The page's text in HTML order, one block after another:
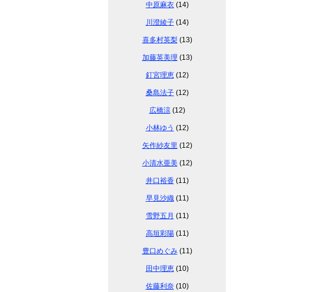
中原麻衣(14)
川澄綾子(14)
喜多村英梨(13)
加藤英美理 (13)
釘宮理恵(12)
桑島法子(12)
広橋涼(12)
小林ゆう (12)
矢作紗友里 (12)
小清水亜美(12)
井口裕香(11)
早見沙織(11)
雪野五月 (11)
高垣彩陽(11)
豊口めぐみ(11)
田中理恵(10)
佐藤利奈(10)